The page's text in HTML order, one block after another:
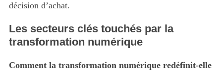
décision d’achat.
Les secteurs clés touchés par la
transformation numérique
Comment la transformation numérique redéfinit-elle